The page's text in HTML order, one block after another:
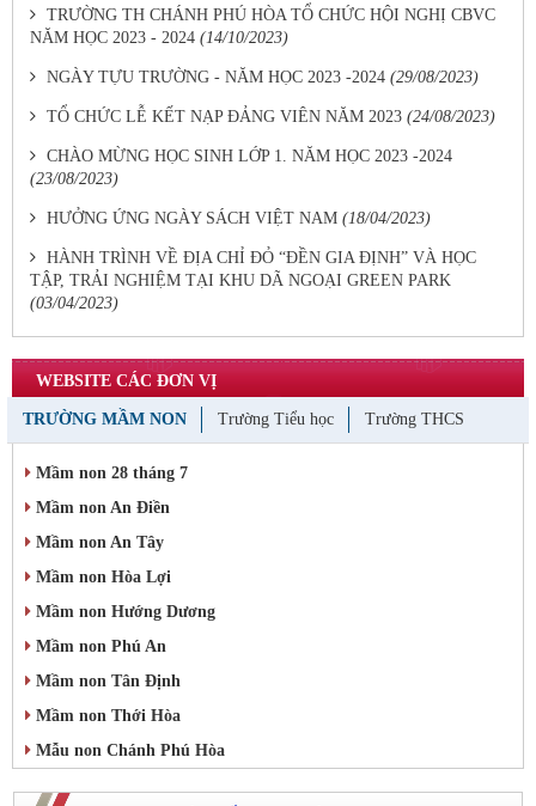
TRƯỜNG TH CHÁNH PHÚ HÒA TỔ CHỨC HỘI NGHỊ CBVC
NĂM HỌC 2023 - 2024 (14/10/2023)
NGÀY TỰU TRƯỜNG - NĂM HỌC 2023 -2024 (29/08/2023)
TỔ CHỨC LỄ KẾT NẠP ĐẢNG VIÊN NĂM 2023 (24/08/2023)
CHÀO MỪNG HỌC SINH LỚP 1. NĂM HỌC 2023 -2024
(23/08/2023)
HƯỞNG ỨNG NGÀY SÁCH VIỆT NAM (18/04/2023)
HÀNH TRÌNH VỀ ĐỊA CHỈ ĐỎ “ĐỀN GIA ĐỊNH” VÀ HỌC
TẬP, TRẢI NGHIỆM TẠI KHU DÃ NGOẠI GREEN PARK
(03/04/2023)
WEBSITE CÁC ĐƠN VỊ
TRƯỜNG MẦM NON Trường Tiểu học Trường THCS
Mầm non 28 tháng 7
Mầm non An Điền
Mầm non An Tây
Mầm non Hòa Lợi
Mầm non Hướng Dương
Mầm non Phú An
Mầm non Tân Định
Mầm non Thới Hòa
Mẫu non Chánh Phú Hòa